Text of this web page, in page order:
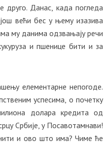
друго. Данас, када погледа
већи бес у њему изазива
му данима одзвањају речи
и пшенице бити и за
елементарне непогоде.
успесима, о почетку
долара кредита од
Србије, у Посавотамнави!
и ово што има? Чиме ће